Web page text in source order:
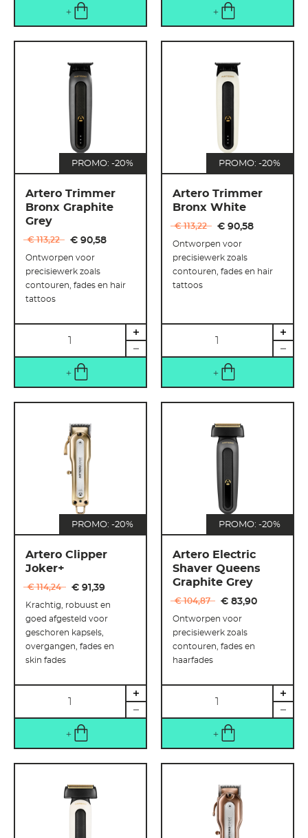
PROMO: -20%
Artero Trimmer
Bronx Graphite
Grey
€ 113,22 € 90,58
Ontworpen voor
precisiewerk zoals
contouren, fades en hair
tattoos
PROMO: -20%
Artero Trimmer
Bronx White
€ 113,22 € 90,58
Ontworpen voor
precisiewerk zoals
contouren, fades en hair
tattoos
PROMO: -20%
Artero Clipper
Joker+
€ 114,24 € 91,39
Krachtig, robuust en
goed afgesteld voor
geschoren kapsels,
overgangen, fades en
skin fades
PROMO: -20%
Artero Electric
Shaver Queens
Graphite Grey
€ 104,87 € 83,90
Ontworpen voor
precisiewerk zoals
contouren, fades en
haarfades